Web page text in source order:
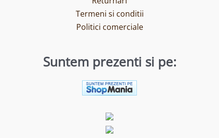
Termeni si conditii
Politici comerciale
Suntem prezenti si pe: